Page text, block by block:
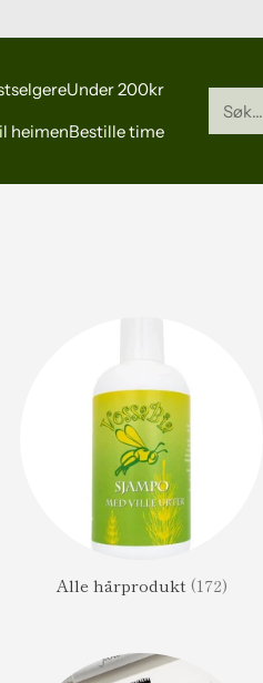
Under 200kr
heimenBestille time
Søk...
Alle hårprodukt (172)